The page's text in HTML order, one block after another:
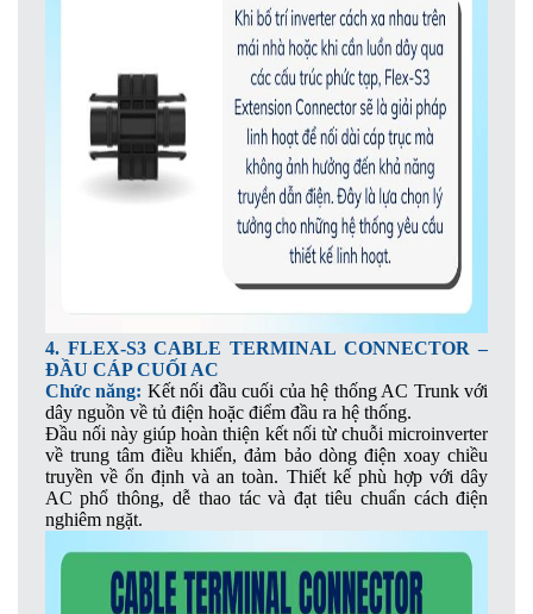
4. FLEX-S3 CABLE TERMINAL CONNECTOR –
ĐẦU CÁP CUỐI AC
Chức năng: Kết nối đầu cuối của hệ thống AC Trunk với
dây nguồn về tủ điện hoặc điểm đầu ra hệ thống.
Đầu nối này giúp hoàn thiện kết nối từ chuỗi microinverter
về trung tâm điều khiển, đảm bảo dòng điện xoay chiều
truyền về ổn định và an toàn. Thiết kế phù hợp với dây
AC phổ thông, dễ thao tác và đạt tiêu chuẩn cách điện
nghiêm ngặt.